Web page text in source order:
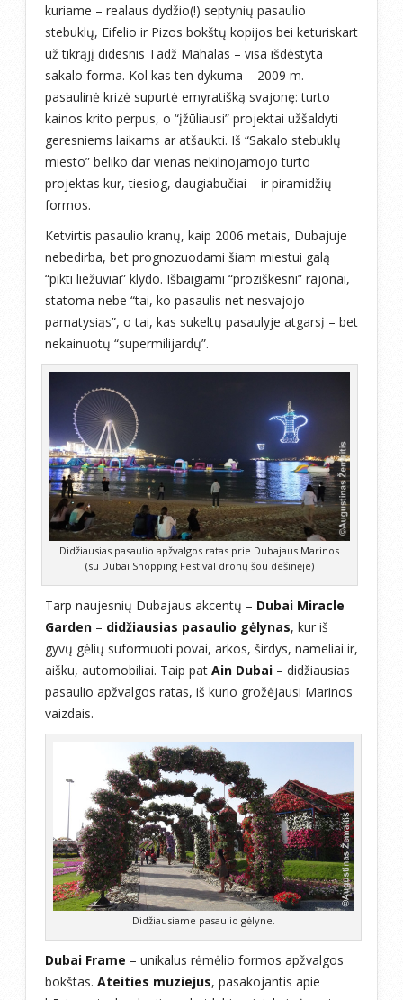
kuriame – realaus dydžio(!) septynių pasaulio
stebuklų, Eifelio ir Pizos bokštų kopijos bei keturiskart
už tikrąjį didesnis Tadž Mahalas – visa išdėstyta
sakalo forma. Kol kas ten dykuma – 2009 m.
pasaulinė krizė supurtė emyratišką svajonę: turto
kainos krito perpus, o “įžūliausi” projektai užšaldyti
geresniems laikams ar atšaukti. Iš “Sakalo stebuklų
miesto” beliko dar vienas nekilnojamojo turto
projektas kur, tiesiog, daugiabučiai – ir piramidžių
formos.
Ketvirtis pasaulio kranų, kaip 2006 metais, Dubajuje
nebedirba, bet prognozuodami šiam miestui galą
“pikti liežuviai” klydo. Išbaigiami “proziškesni” rajonai,
statoma nebe “tai, ko pasaulis net nesvajojo
pamatysiąs”, o tai, kas sukeltų pasaulyje atgarsį – bet
nekainuotų “supermilijardų”.
Didžiausias pasaulio apžvalgos ratas prie Dubajaus Marinos
(su Dubai Shopping Festival dronų šou dešinėje)
Tarp naujesnių Dubajaus akcentų – Dubai Miracle
Garden – didžiausias pasaulio gėlynas, kur iš
gyvų gėlių suformuoti povai, arkos, širdys, nameliai ir,
aišku, automobiliai. Taip pat Ain Dubai – didžiausias
pasaulio apžvalgos ratas, iš kurio grožėjausi Marinos
vaizdais.
Didžiausiame pasaulio gėlyne.
Dubai Frame – unikalus rėmėlio formos apžvalgos
bokštas. Ateities muziejus, pasakojantis apie